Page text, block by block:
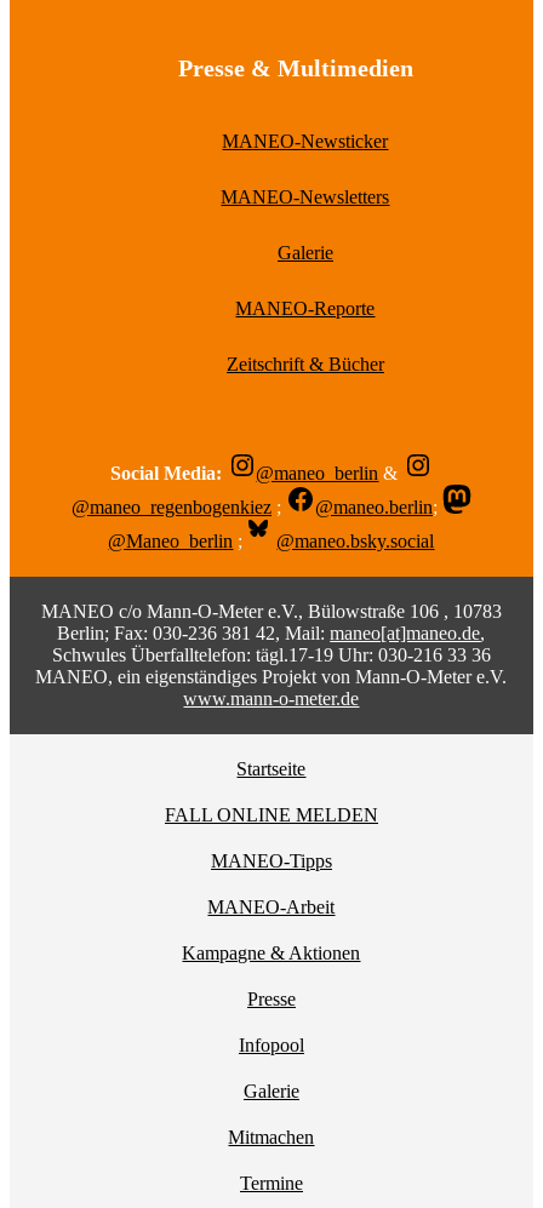
Presse & Multimedien
MANEO-Newsticker
MANEO-Newsletters
Galerie
MANEO-Reporte
Zeitschrift & Bücher
Social Media: @maneo_berlin &
@maneo_regenbogenkiez ; @maneo.berlin;
@Maneo_berlin ; @maneo.bsky.social
MANEO c/o Mann-O-Meter e.V., Bülowstraße 106 , 10783
Berlin; Fax: 030-236 381 42, Mail:maneo[at]maneo.de,
Schwules Überfalltelefon: tägl.17-19 Uhr: 030-216 33 36
MANEO, ein eigenständiges Projekt von Mann-O-Meter e.V.
www.mann-o-meter.de
Startseite
FALL ONLINE MELDEN
MANEO-Tipps
MANEO-Arbeit
Kampagne & Aktionen
Presse
Infopool
Galerie
Mitmachen
Termine